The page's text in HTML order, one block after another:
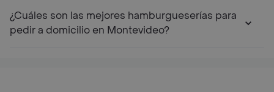
¿Cuáles son las mejores hamburgueserías para
pedir a domicilio en Montevideo?